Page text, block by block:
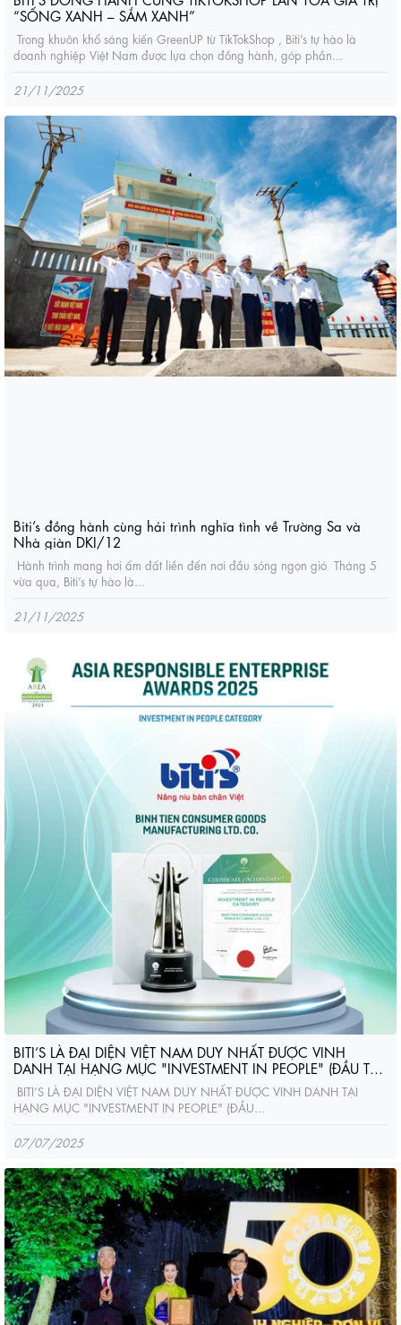
“SỐNG XANH – SẮM XANH”
Trong khuôn khổ sáng kiến GreenUP từ TikTokShop , Biti’s tự hào là
doanh nghiệp Việt Nam được lựa chọn đồng hành, góp phần...
21/11/2025
Biti’s đồng hành cùng hải trình nghĩa tình về Trường Sa và
Nhà giàn DKI/12
Hành trình mang hơi ấm đất liền đến nơi đầu sóng ngọn gió Tháng 5
vừa qua, Biti’s tự hào là...
21/11/2025
BITI’S LÀ ĐẠI DIỆN VIỆT NAM DUY NHẤT ĐƯỢC VINH
DANH TẠI HẠNG MỤC "INVESTMENT IN PEOPLE" (ĐẦU TƯ
VÀO CON NGƯỜI) - GIẢI THƯỞNG ASIA RESPONSIBLE
ENTERPRISE AWARDS (AREA) 2025 🌍
BITI’S LÀ ĐẠI DIỆN VIỆT NAM DUY NHẤT ĐƯỢC VINH DANH TẠI
HẠNG MỤC "INVESTMENT IN PEOPLE" (ĐẦU...
07/07/2025